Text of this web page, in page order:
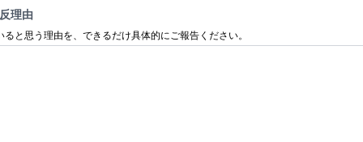
理由
ると思う理由を、できるだけ具体的にご報告ください。